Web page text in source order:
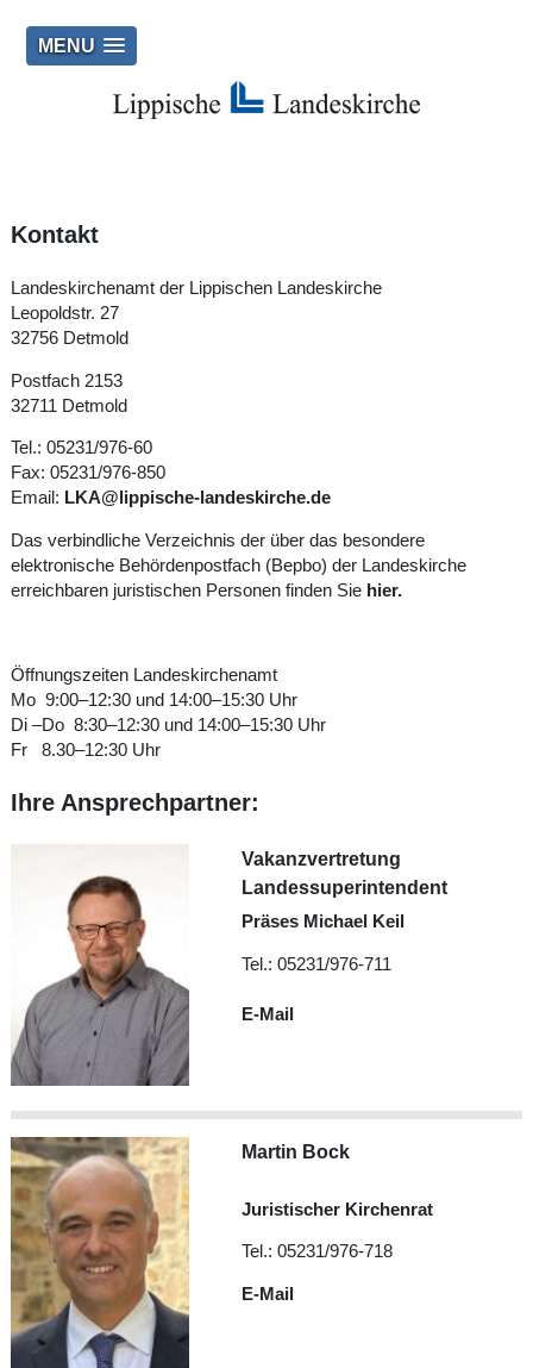
MENU
Kontakt
Landeskirchenamt der Lippischen Landeskirche
Leopoldstr. 27
32756 Detmold
Postfach 2153
32711 Detmold
Tel.: 05231/976-60
Fax: 05231/976-850
Email: LKA@lippische-landeskirche.de
Das verbindliche Verzeichnis der über das besondere
elektronische Behördenpostfach (Bepbo) der Landeskirche
erreichbaren juristischen Personen finden Sie hier.
Öffnungszeiten Landeskirchenamt
Mo 9:00–12:30 und 14:00–15:30 Uhr
Di –Do 8:30–12:30 und 14:00–15:30 Uhr
Fr 8.30–12:30 Uhr
Ihre Ansprechpartner:
Vakanzvertretung
Landessuperintendent
Präses Michael Keil
Tel.: 05231/976-711
E-Mail
Martin Bock
Juristischer Kirchenrat
Tel.: 05231/976-718
E-Mail